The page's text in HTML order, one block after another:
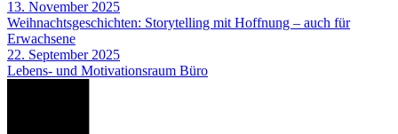
13. November 2025
Weihnachtsgeschichten: Storytelling mit Hoffnung – auch für
Erwachsene
22. September 2025
Lebens- und Motivationsraum Büro